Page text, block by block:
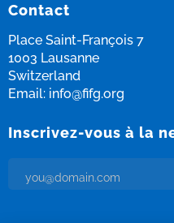
Contact
Place Saint-François 7
1003 Lausanne
Switzerland
Email: info@fifg.org
Inscrivez-vous à la